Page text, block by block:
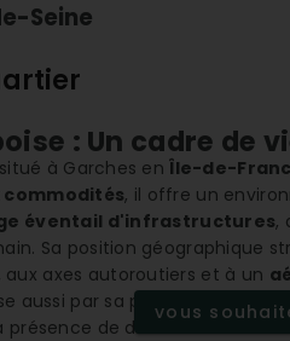
Seine
: Un cadre de
à Garches enÎle-de-
commodités, il offre un
éventail d'infrastructures,
Sa position géographique
axes autoroutiers et à un
aussi par sa proximité avec
présence de divers
vous